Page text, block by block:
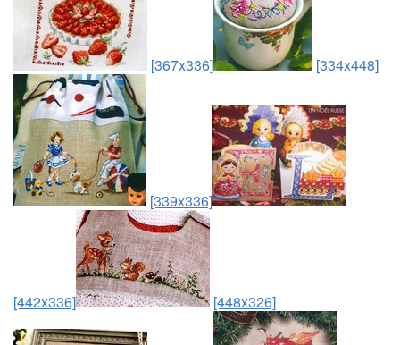
[367x336] [334x448]
[339x336]
[442x336] [448x326]